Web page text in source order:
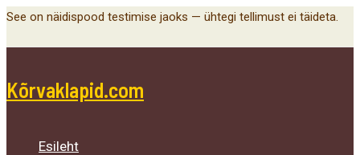
Skip
See on näidispood testimise jaoks — ühtegi tellimust ei täideta.
Kõrvaklapid.com
Esileht
Menu
Toggle
Menu
Toggle
Menu
Toggle
Main
Menu